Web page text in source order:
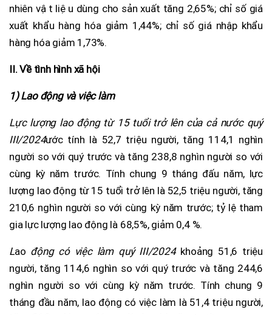
nhiên vật liệu dùng cho sản xuất tăng 2,65%; chỉ số giá
xuất khẩu hàng hóa giảm 1,44%; chỉ số giá nhập khẩu
hàng hóa giảm 1,73%.
II. Về tình hình xã hội
1) Lao động và việc làm
Lực lượng lao động từ 15 tuổi trở lên của cả nước quý
III/2024ước tính là 52,7 triệu người, tăng 114,1 nghìn
người so với quý trước và tăng 238,8 nghìn người so với
cùng kỳ năm trước. Tính chung 9 tháng đấu năm, lực
lượng lao động từ 15 tuổi trở lên là 52,5 triệu người, tăng
210,6 nghìn người so với cùng kỳ năm trước; tỷ lệ tham
gia lực lượng lao động là 68,5%, giảm 0,4 %.
Lao động có việc làm quý III/2024 khoảng 51,6 triệu
người, tăng 114,6 nghìn so với quý trước và tăng 244,6
nghìn người so với cùng kỳ năm trước. Tính chung 9
tháng đầu năm, lao động có việc làm là 51,4 triệu người,